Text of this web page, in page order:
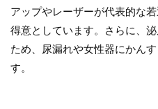
アップやレーザーが代表的な
得意としています。さらに、
ため、尿漏れや女性器にかん
す。